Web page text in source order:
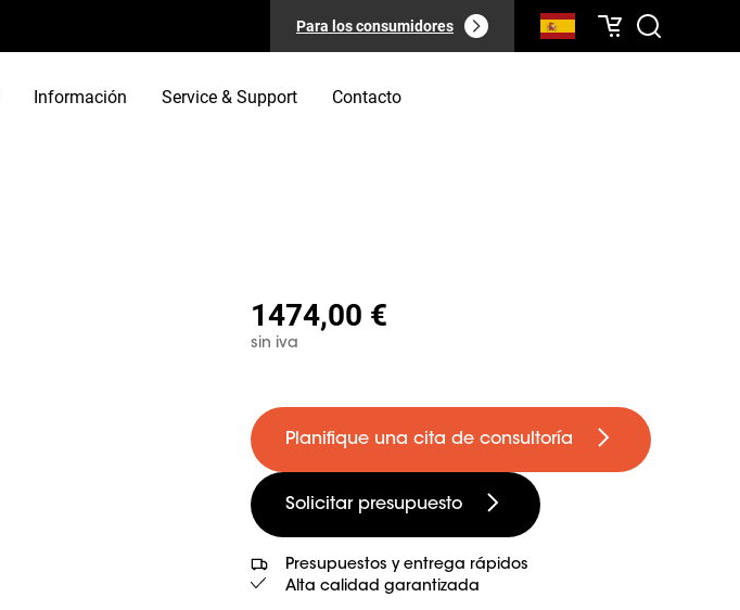
Para los consumidores
Información Service & Support Contacto
1474,00 €
sin iva
Planifique una cita de consultoría
Solicitar presupuesto
Presupuestos y entrega rápidos
Alta calidad garantizada